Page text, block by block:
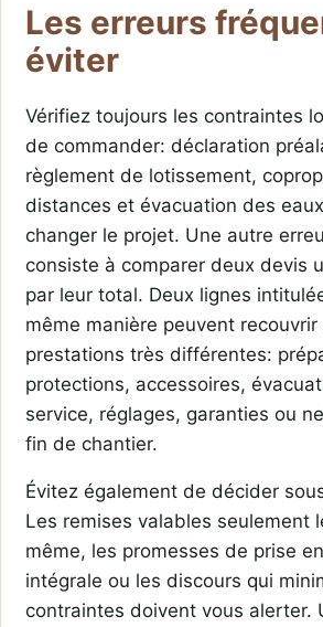
Les erreurs
éviter
Vérifiez toujours les contraintes
de commander: déclaration
règlement de lotissement,
distances et évacuation des
changer le projet. Une autre
consiste à comparer deux devis
par leur total. Deux lignes
même manière peuvent recouvrir
prestations très différentes:
protections, accessoires,
service, réglages, garanties ou
fin de chantier.
Évitez également de décider
Les remises valables seulement
même, les promesses de prise
intégrale ou les discours qui
contraintes doivent vous alerter.